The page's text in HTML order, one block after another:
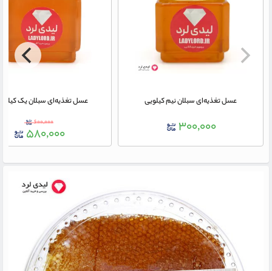
عسل تغذیه‌ای سبلان نیم کیلویی
۳۰۰,۰۰۰
عسل تغذیه‌ای سبلان یک
۶۰۰,۰۰۰
۵۸۰,۰۰۰